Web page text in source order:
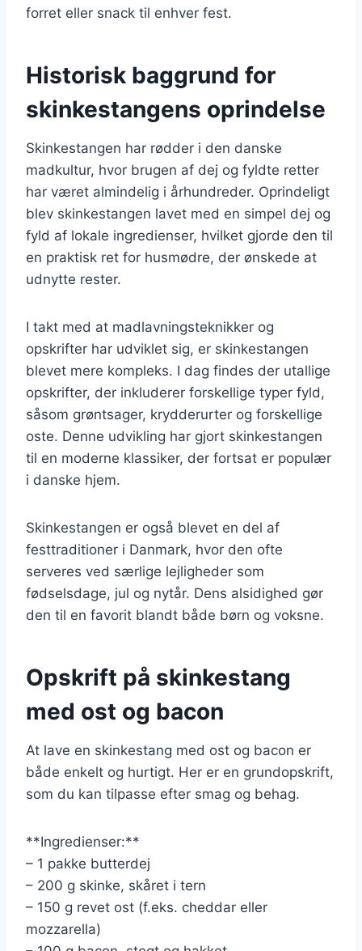
forret eller snack til enhver fest.
Historisk baggrund for
skinkestangens oprindelse
Skinkestangen har rødder i den danske
madkultur, hvor brugen af dej og fyldte retter
har været almindelig i århundreder. Oprindeligt
blev skinkestangen lavet med en simpel dej og
fyld af lokale ingredienser, hvilket gjorde den til
en praktisk ret for husmødre, der ønskede at
udnytte rester.
I takt med at madlavningsteknikker og
opskrifter har udviklet sig, er skinkestangen
blevet mere kompleks. I dag findes der utallige
opskrifter, der inkluderer forskellige typer fyld,
såsom grøntsager, krydderurter og forskellige
oste. Denne udvikling har gjort skinkestangen
til en moderne klassiker, der fortsat er populær
i danske hjem.
Skinkestangen er også blevet en del af
festtraditioner i Danmark, hvor den ofte
serveres ved særlige lejligheder som
fødselsdage, jul og nytår. Dens alsidighed gør
den til en favorit blandt både børn og voksne.
Opskrift på skinkestang
med ost og bacon
At lave en skinkestang med ost og bacon er
både enkelt og hurtigt. Her er en grundopskrift,
som du kan tilpasse efter smag og behag.
**Ingredienser:**
– 1 pakke butterdej
– 200 g skinke, skåret i tern
– 150 g revet ost (f.eks. cheddar eller
mozzarella)